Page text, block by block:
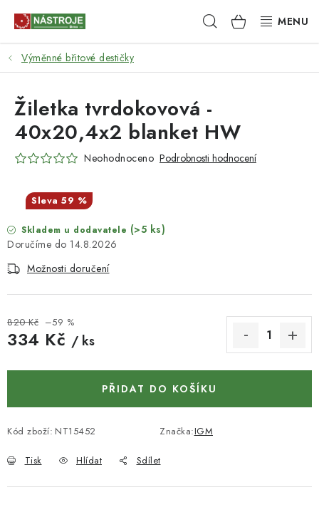
Hledat NÁKUPNÍ
KOŠÍK
NÁSTROJE
AKCE
BRUSIVO
LEPENÍ A SPOJOVÁNÍ
RUČNÍ NÁŘADÍ, PŘÍPRAVKY
KONTAKTY
STROJE DO DÍLNY
NÁSTROJE PRO STOLAŘE
NÁSTROJE PRO OPRACOVÁNÍ KOVU
Výměnné břitové destičky
Skladem u dodavatele (>5 ks)
14.8.2026
Možnosti doručení
820 Kč –59 %
334 Kč / ks
PŘIDAT DO KOŠÍKU
Kód zboží: NT15452 Značka:IGM
Tisk Hlídat Sdílet
Žiletka tvrdokovová -
40x20,4x2 blanket HW
Neohodnoceno Podrobnosti hodnocení
59 %